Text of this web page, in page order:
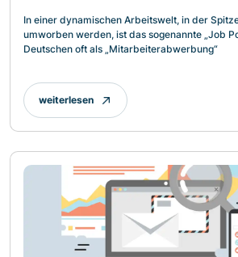
In einer dynamischen Arbeitswelt, in der
umworben werden, ist das sogenannte „Job
Deutschen oft als „Mitarbeiterabwerbung“
weiterlesen